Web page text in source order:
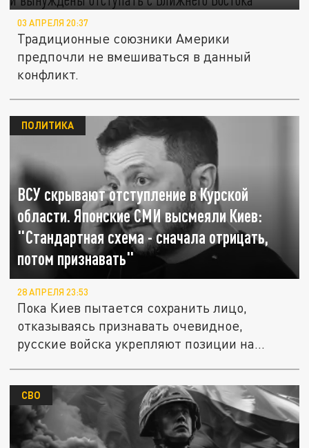
03 АПРЕЛЯ 20:37
Традиционные союзники Америки
предпочли не вмешиваться в данный
конфликт.
ВСУ скрывают отступление в Курской
области. Японские СМИ высмеяли Киев:
"Стандартная схема - сначала отрицать,
потом признавать"
ПОЛИТИКА
28 АПРЕЛЯ 23:53
Пока Киев пытается сохранить лицо,
отказываясь признавать очевидное,
русские войска укрепляют позиции на...
СВО